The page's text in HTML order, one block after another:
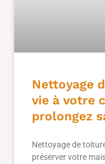
Nettoyage
vie à votre
prolongez
Nettoyage de
préserver votre